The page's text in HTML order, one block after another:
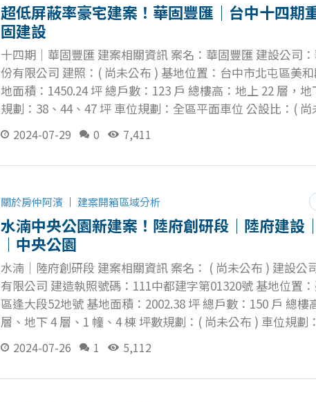
超低屏蔽率豪宅建案！華固豐匯｜台中十四期
固建設
十四期｜華固豐匯 建案相關資訊 案名：華固豐匯 建設公司
份有限公司 建照：( 尚未公布 ) 基地位置：台中市北屯區美
地面積：1450.24 坪 總戶數：123 戶 總樓高：地上 22 層，地
規劃：38、44、47 坪 車位規劃：全區平面車位 公設比：( 尚
率：( 尚未公布 ) 公設項目：( 尚未公布 ) 預計完工：( 尚未公
分區：第一之一種住宅區 華固豐匯空拍 以下空拍圖為 60 米高
10 - 12 樓層視角 公開資訊 華固建設推出的華固豐匯將會持
2024-07-29 0 7,411
關於房仲阿濱 建案開箱區域分析
水湳中央公園新建案！陸府創研段｜陸府建設
｜中央公園
水湳｜陸府創研段 建案相關資訊 案名： ( 尚未公布 ) 建設公
有限公司 建造執照號碼：111中都建字第01320號 基地位置
區逢大段52地號 基地面積：2002.38 坪 總戶數：150 戶 總樓
層、地下 4 層、1 幢、4 棟 坪數規劃：( 尚未公布 ) 車位規劃
公設比：( 尚未公布 ) 建蔽率：46.09 ％ 公設項目：( 尚未公布
工：( 尚未公布 ) 土地使用分區：第二種創新研發專用區 陸府
以下空拍圖為 60 米高度，約大樓 10 - 12 樓層視角 陸府建設
2024-07-26 1 5,112